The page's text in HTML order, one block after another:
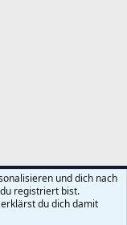
Impressum Start
und dich nach
registriert bist.
du dich damit